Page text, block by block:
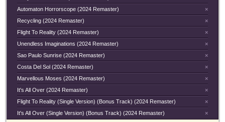
×
Automaton Horrorscope (2024 Remaster)
×
Recycling (2024 Remaster)
×
Flight To Reality (2024 Remaster)
×
Unendless Imaginations (2024 Remaster)
×
Sao Paulo Sunrise (2024 Remaster)
×
Costa Del Sol (2024 Remaster)
×
Marvellous Moses (2024 Remaster)
×
It's All Over (2024 Remaster)
×
Flight To Reality (Single Version) (Bonus Track) (2024 Remaster)
×
It's All Over (Single Version) (Bonus Track) (2024 Remaster)